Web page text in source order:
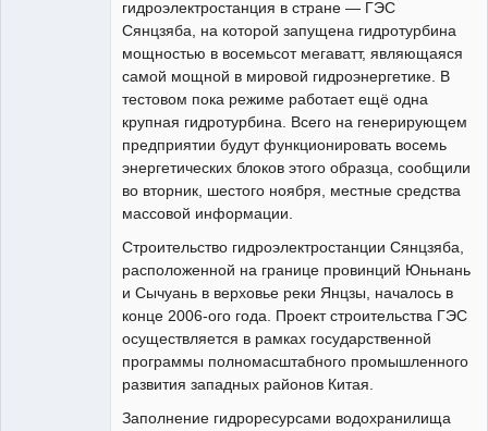
гидроэлектростанция в стране — ГЭС
Сянцзяба, на которой запущена гидротурбина
мощностью в восемьсот мегаватт, являющаяся
самой мощной в мировой гидроэнергетике. В
тестовом пока режиме работает ещё одна
крупная гидротурбина. Всего на генерирующем
предприятии будут функционировать восемь
энергетических блоков этого образца, сообщили
во вторник, шестого ноября, местные средства
массовой информации.
Строительство гидроэлектростанции Сянцзяба,
расположенной на границе провинций Юньнань
и Сычуань в верховье реки Янцзы, началось в
конце 2006-ого года. Проект строительства ГЭС
осуществляется в рамках государственной
программы полномасштабного промышленного
развития западных районов Китая.
Заполнение гидроресурсами водохранилища